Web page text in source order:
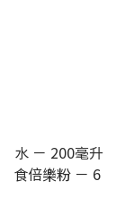
水 － 200毫升
食倍樂粉 － 6